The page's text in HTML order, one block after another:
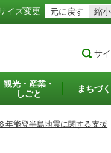
イズ変更 元に戻す 縮小
サ
観光・産業・
しごと
まちづ
年能登半島地震に関する支援